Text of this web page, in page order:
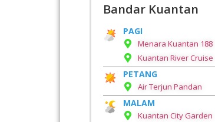
Bandar Kuantan
PAGI
Menara Kuantan 188
Kuantan River Cruise
PETANG
Air Terjun Pandan
MALAM
Kuantan City Garden